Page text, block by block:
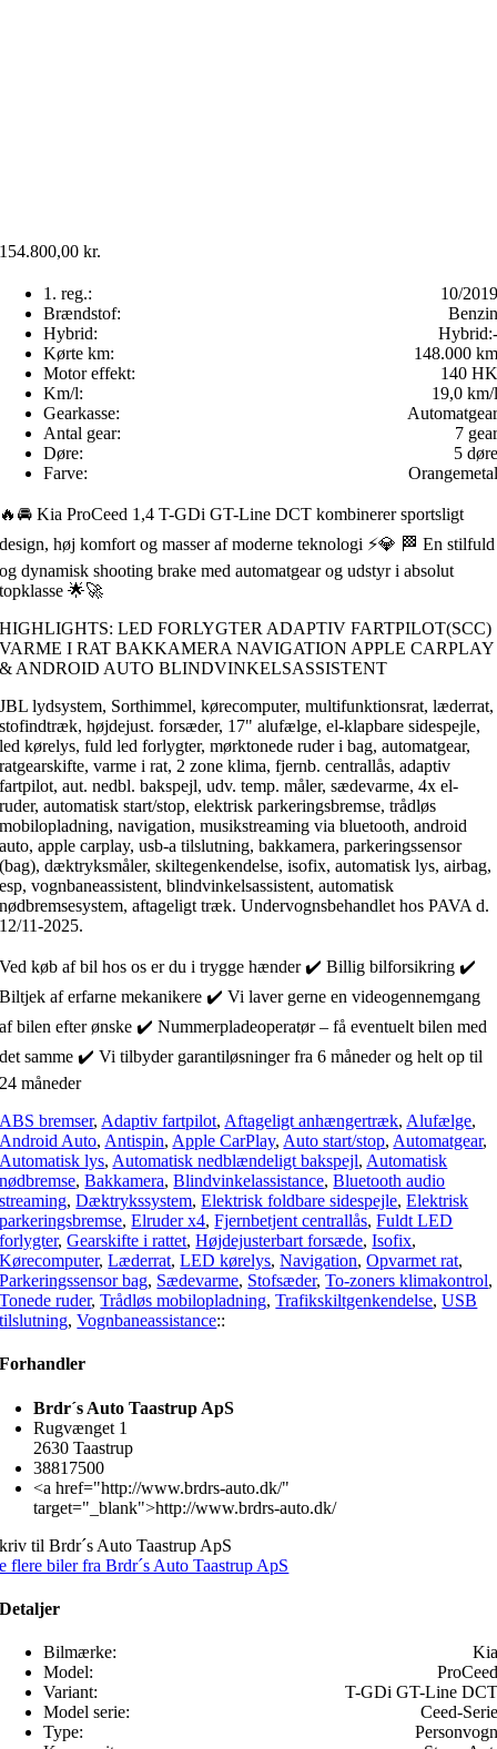
154.800,00kr.
1. reg.:
10/2019
Brændstof:
Benzin
Hybrid:
Hybrid:-
Kørte km:
148.000 km
Motor effekt:
140 HK
Km/l:
19,0 km/l
Gearkasse:
Automatgear
Antal gear:
7 gear
Døre:
5 døre
Farve:
Orangemetal
🔥🚘 Kia ProCeed 1,4 T-GDi GT-Line DCT kombinerer sportsligt
design, høj komfort og masser af moderne teknologi ⚡️💎 🏁 En stilfuld
og dynamisk shooting brake med automatgear og udstyr i absolut
topklasse 🌟🚀
HIGHLIGHTS: LED FORLYGTER ADAPTIV FARTPILOT(SCC)
VARME I RAT BAKKAMERA NAVIGATION APPLE CARPLAY
& ANDROID AUTO BLINDVINKELSASSISTENT
JBL lydsystem, Sorthimmel, kørecomputer, multifunktionsrat, læderrat,
stofindtræk, højdejust. forsæder, 17" alufælge, el-klapbare sidespejle,
led kørelys, fuld led forlygter, mørktonede ruder i bag, automatgear,
ratgearskifte, varme i rat, 2 zone klima, fjernb. centrallås, adaptiv
fartpilot, aut. nedbl. bakspejl, udv. temp. måler, sædevarme, 4x el-
ruder, automatisk start/stop, elektrisk parkeringsbremse, trådløs
mobilopladning, navigation, musikstreaming via bluetooth, android
auto, apple carplay, usb-a tilslutning, bakkamera, parkeringssensor
(bag), dæktryksmåler, skiltegenkendelse, isofix, automatisk lys, airbag,
esp, vognbaneassistent, blindvinkelsassistent, automatisk
nødbremsesystem, aftageligt træk. Undervognsbehandlet hos PAVA d.
12/11-2025.
Ved køb af bil hos os er du i trygge hænder ✔️ Billig bilforsikring ✔️
Biltjek af erfarne mekanikere ✔️ Vi laver gerne en videogennemgang
af bilen efter ønske ✔️ Nummerpladeoperatør – få eventuelt bilen med
det samme ✔️ Vi tilbyder garantiløsninger fra 6 måneder og helt op til
24 måneder
ABS bremser, Adaptiv fartpilot, Aftageligt anhængertræk, Alufælge,
Android Auto, Antispin, Apple CarPlay, Auto start/stop, Automatgear,
Automatisk lys, Automatisk nedblændeligt bakspejl, Automatisk
nødbremse,Bakkamera,Blindvinkelassistance,Bluetooth audio
streaming,Dæktrykssystem,Elektrisk foldbare sidespejle,Elektrisk
parkeringsbremse,Elruder x4,Fjernbetjent centrallås,Fuldt LED
forlygter,Gearskifte i rattet,Højdejusterbart forsæde,Isofix,
Kørecomputer,Læderrat,LED kørelys,Navigation,Opvarmet rat,
Parkeringssensor bag, Sædevarme, Stofsæder,To-zoners klimakontrol,
Tonede ruder,Trådløs mobilopladning,Trafikskiltgenkendelse,USB
tilslutning,Vognbaneassistance::
Forhandler
Brdr´s Auto Taastrup ApS
Rugvænget 1
2630 Taastrup
38817500
<a href="http://www.brdrs-auto.dk/"
target="_blank">http://www.brdrs-auto.dk/
til Brdr´s Auto Taastrup ApS
flere biler fra Brdr´s Auto Taastrup ApS
Detaljer
Bilmærke:
Kia
Model:
ProCeed
Variant:
T-GDi GT-Line DCT
Model serie:
Ceed-Serie
Type:
Personvogn